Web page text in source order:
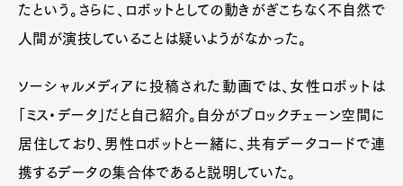
たという。さらに、ロボットとしての動きがぎこちなく不自然で
人間が演技していることは疑いようがなかった。
ソーシャルメディアに投稿された動画では、女性ロボットは
「ミス・データ」だと自己紹介。自分がブロックチェーン空間に
居住しており、男性ロボットと一緒に、共有データコードで連
携するデータの集合体であると説明していた。